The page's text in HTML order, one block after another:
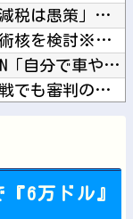
【物議】参政党・神谷氏「食料品の減税は愚策」←じゃあ他にどん...
【速報】米国、韓国防衛に短距離戦術核を検討※韓国談他
オタク「パソコン自作できます」DQN「自分で車やバイクいじれ...
韓国人「どうやら五輪サッカー日韓戦でも審判の接待があった模様...
6万ドル』